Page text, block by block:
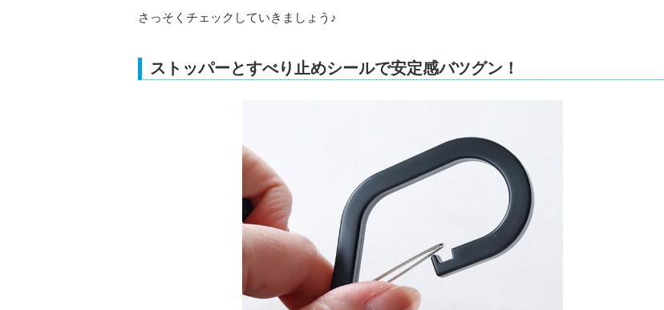
さっそくチェックしていきましょう♪
ストッパーとすべり止めシールで安定感バツグン！